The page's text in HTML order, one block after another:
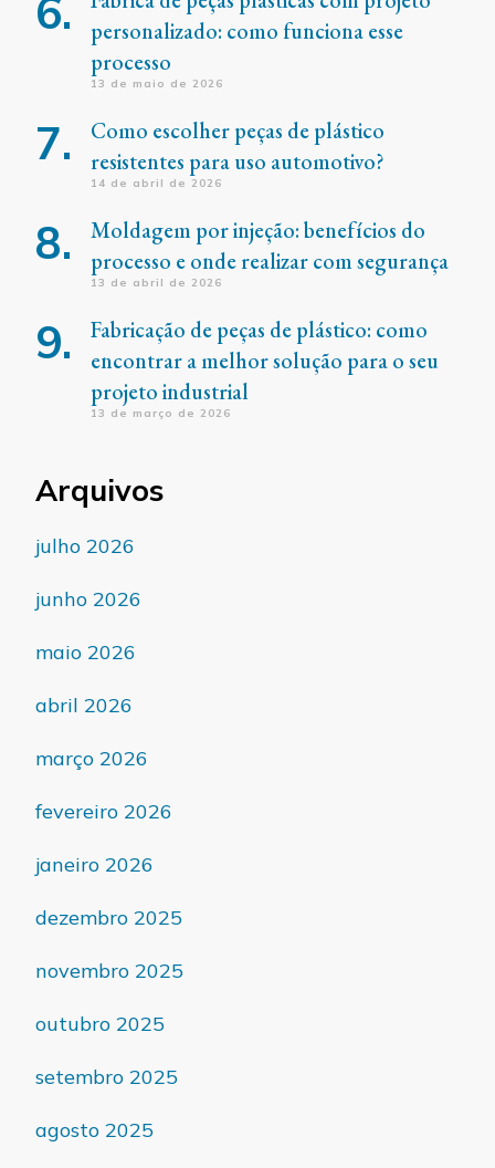
personalizado: como funciona esse
processo
13 de maio de 2026
Como escolher peças de plástico
resistentes para uso automotivo?
14 de abril de 2026
Moldagem por injeção: benefícios do
processo e onde realizar com segurança
13 de abril de 2026
Fabricação de peças de plástico: como
encontrar a melhor solução para o seu
projeto industrial
13 de março de 2026
Arquivos
julho 2026
junho 2026
maio 2026
abril 2026
março 2026
fevereiro 2026
janeiro 2026
dezembro 2025
novembro 2025
outubro 2025
setembro 2025
agosto 2025